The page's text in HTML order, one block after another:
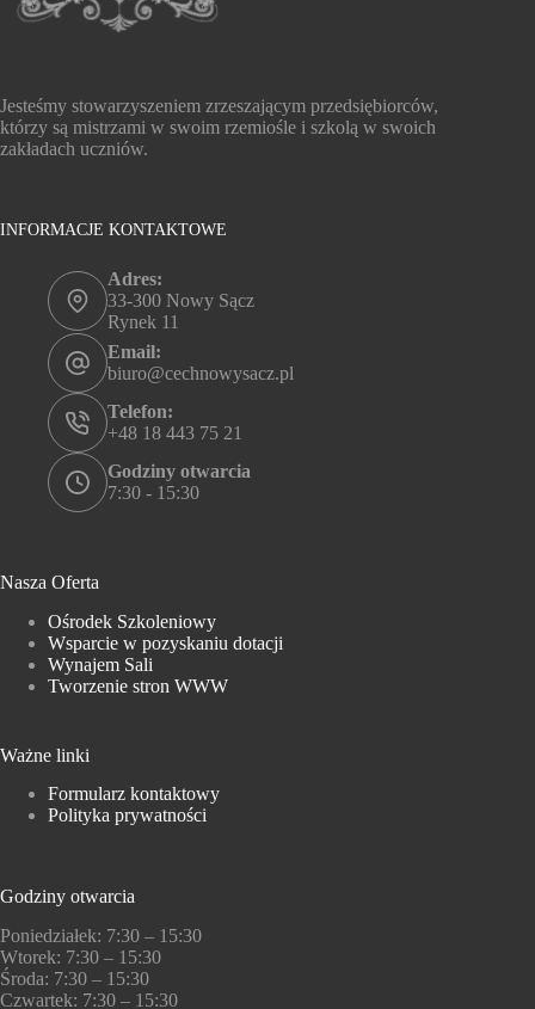
Jesteśmy stowarzyszeniem zrzeszającym przedsiębiorców,
którzy są mistrzami w swoim rzemiośle i szkolą w swoich
zakładach uczniów.
INFORMACJE KONTAKTOWE
Adres:
33-300 Nowy Sącz
Rynek 11
Email:
biuro@cechnowysacz.pl
Telefon:
+48 18 443 75 21
Godziny otwarcia
7:30 - 15:30
Nasza Oferta
Ośrodek Szkoleniowy
Wsparcie w pozyskaniu dotacji
Wynajem Sali
Tworzenie stron WWW
Ważne linki
Formularz kontaktowy
Polityka prywatności
Godziny otwarcia
Poniedziałek: 7:30 – 15:30
Wtorek: 7:30 – 15:30
Środa: 7:30 – 15:30
Czwartek: 7:30 – 15:30